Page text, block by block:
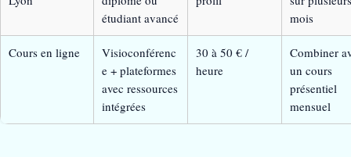
étudiant avancé
mois
Cours en ligne
Visioconférenc
e + plateformes
avec ressources
intégrées
30 à 50 € /
heure
Combiner
un cours
présentiel
mensuel